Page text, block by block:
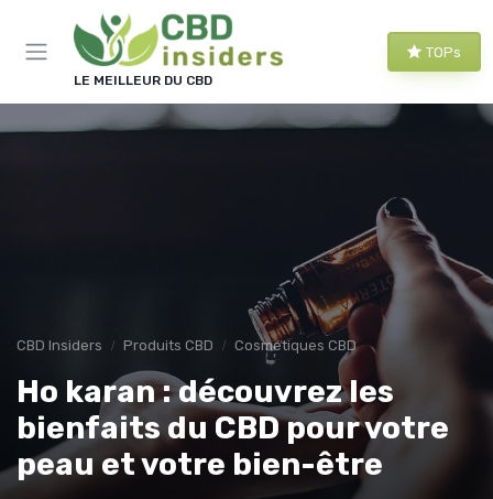
LE MEILLEUR DU CBD
TOPs
CBD Insiders Produits CBD Cosmétiques CBD
Ho karan : découvrez les
bienfaits du CBD pour votre
peau et votre bien-être
Panneau de gestion des cookies